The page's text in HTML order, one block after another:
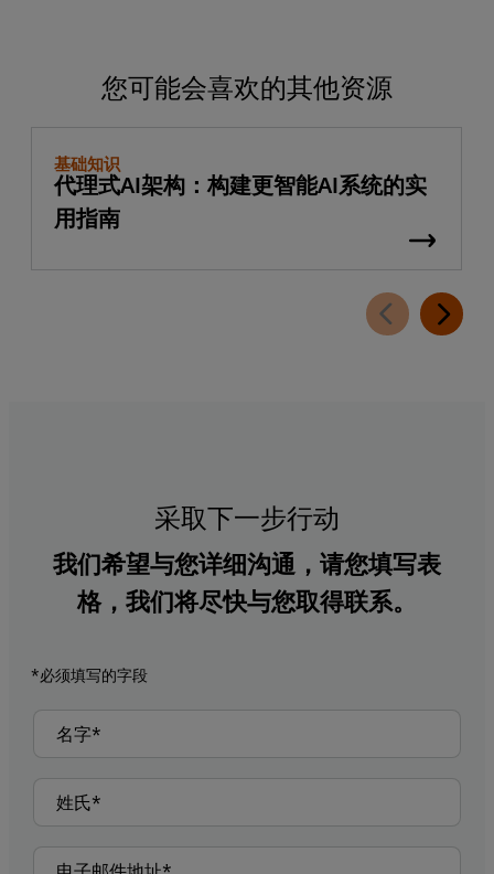
您可能会喜欢的其他资源
基础知识
代理式AI架构：构建更智能AI系统的实
用指南
采取下一步行动
我们希望与您详细沟通，请您填写表
格，我们将尽快与您取得联系。
*必须填写的字段